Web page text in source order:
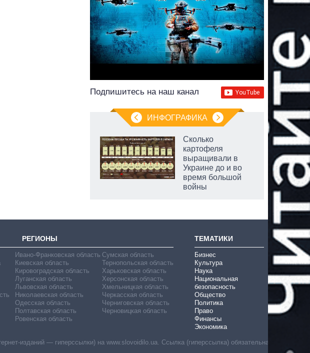
Подпишитесь на наш канал
ИНФОГРАФИКА
Сколько
картофеля
выращивали в
Украине до и во
время большой
войны
РЕГИОНЫ
Ивано-Франковская область
Киевская область
Кировоградская область
Луганская область
Львовская область
Николаевская область
Одесская область
Полтавская область
Ровенская область
Сумская область
Тернопольская область
Харьковская область
Херсонская область
Хмельницкая область
Черкасская область
Черниговская область
Черновицкая область
ТЕМАТИКИ
Бизнес
Культура
Наука
Национальная
безопасность
Общество
Политика
Право
Финансы
Экономика
изданий — гиперссылки) на www.slovoidilo.ua. Ссылка (гиперссылка) обязательна